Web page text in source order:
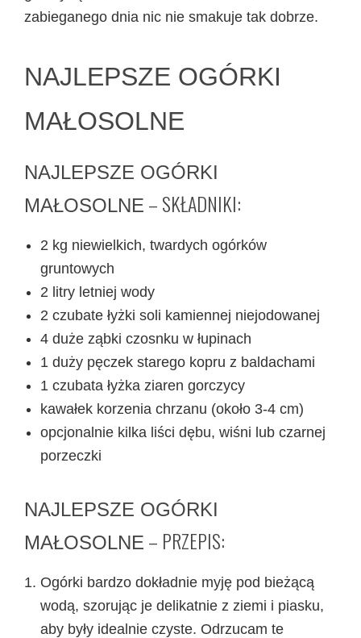
zabieganego dnia nic nie smakuje tak dobrze.
NAJLEPSZE OGÓRKI
MAŁOSOLNE
NAJLEPSZE OGÓRKI
MAŁOSOLNE – SKŁADNIKI:
2 kg niewielkich, twardych ogórków
gruntowych
2 litry letniej wody
2 czubate łyżki soli kamiennej niejodowanej
4 duże ząbki czosnku w łupinach
1 duży pęczek starego kopru z baldachami
1 czubata łyżka ziaren gorczycy
kawałek korzenia chrzanu (około 3-4 cm)
opcjonalnie kilka liści dębu, wiśni lub czarnej
porzeczki
NAJLEPSZE OGÓRKI
MAŁOSOLNE – PRZEPIS:
Ogórki bardzo dokładnie myję pod bieżącą
wodą, szorując je delikatnie z ziemi i piasku,
aby były idealnie czyste. Odrzucam te